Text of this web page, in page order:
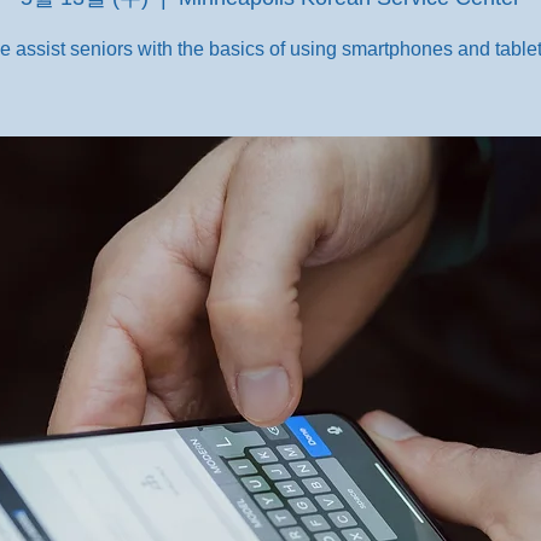
assist seniors with the basics of using smartphones and